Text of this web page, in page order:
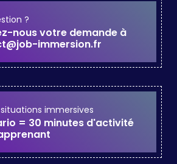
?
nous votre demande à
immersion.fr
situations immersives
= 30 minutes d'activité